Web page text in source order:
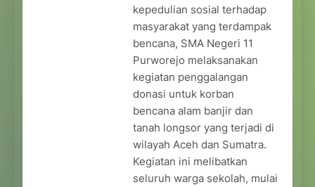
kepedulian sosial terhadap
masyarakat yang terdampak
bencana, SMA Negeri 11
Purworejo melaksanakan
kegiatan penggalangan
donasi untuk korban
bencana alam banjir dan
tanah longsor yang terjadi di
wilayah Aceh dan Sumatra.
Kegiatan ini melibatkan
seluruh warga sekolah, mulai